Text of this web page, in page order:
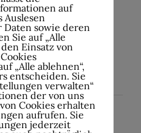
20 €
20:00 Uhr
-PREZIDENT- -
BRENNA- -FLIP
auf
Auslesen
Daten sowie deren
Sie auf „Alle
Einsatz von
„Alle ablehnen“,
entscheiden. Sie
verwalten“
der von uns
Cookies erhalten
aufrufen. Sie
jederzeit